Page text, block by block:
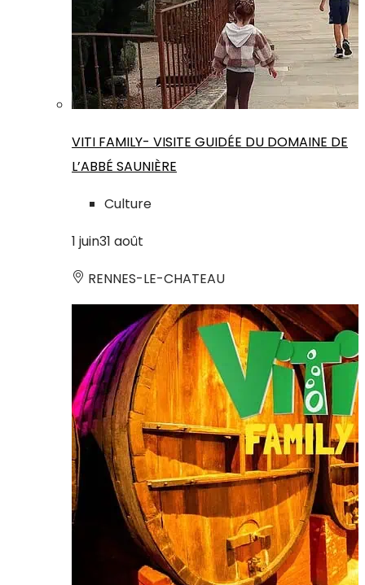
VITI FAMILY- VISITE GUIDÉE DU DOMAINE DE
L’ABBÉ SAUNIÈRE
Culture
1 juin31 août
RENNES-LE-CHATEAU